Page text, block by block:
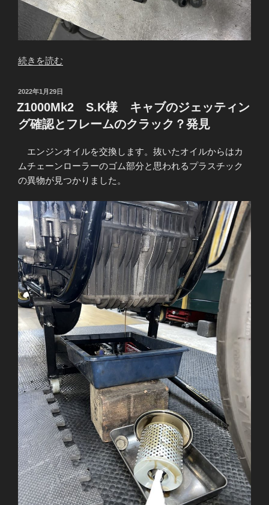
“Z1000Mk2
様
フ
レ
ー
ク
ラ
ク
の
修
理
と
マ
フ
ラ
ー
干
渉
対
策
な
ど”
の
続きを読む
投
稿
日:
2022年1月29日
Z1000Mk2 S.K様 キャブのジェッティン
グ確認とフレームのクラック？発見
エンジンオイルを交換します。抜いたオイルからはカ
ムチェーンローラーのゴム部分と思われるプラスチック
の異物が見つかりました。